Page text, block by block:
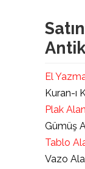
El
Kuran-ı
Plak
Gümüş
Tablo
Vazo